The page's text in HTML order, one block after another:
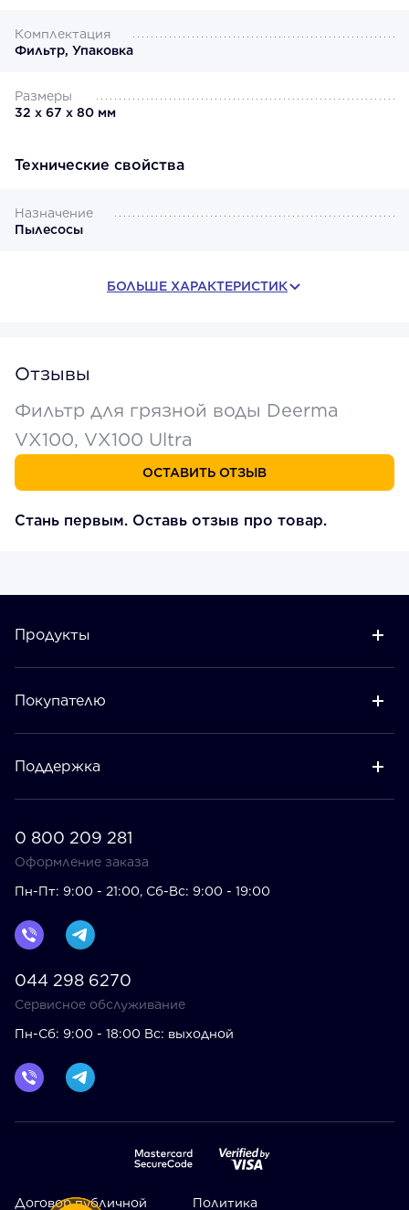
Комплектация
Фильтр, Упаковка
Размеры
32 х 67 х 80 мм
Технические свойства
Назначение
Пылесосы
БОЛЬШЕ ХАРАКТЕРИСТИК
Отзывы
Фильтр для грязной воды Deerma
VX100, VX100 Ultra
ОСТАВИТЬ ОТЗЫВ
Стань первым. Оставь отзыв про товар.
Продукты
Покупателю
Поддержка
0 800 209 281
Оформление заказа
Пн-Пт: 9:00 - 21:00, Сб-Вс: 9:00 - 19:00
044 298 6270
Сервисное обслуживание
Пн-Сб: 9:00 - 18:00 Вс: выходной
Договор публичной
Политика